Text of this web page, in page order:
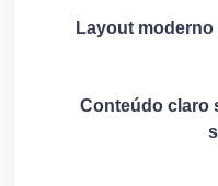
Layout moderno
Conteúdo claro